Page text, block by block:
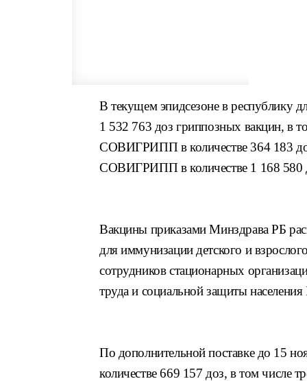
В текущем эпидсезоне в республику
1 532 763 доз гриппозных вакцин, в
СОВИГРИПП в количестве 364 183
СОВИГРИПП в количестве 1 168 580
Вакцины приказами Минздрава РБ
для иммунизации детского и
сотрудников стационарных
труда и социальной защиты
По дополнительной поставке до 15
количестве 669 157 доз, в том числе